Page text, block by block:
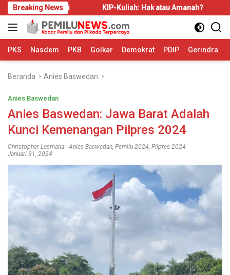
Langsung
ke
konten
Breaking NewsKIP-Kuliah: Hak atau Amanah? Bahas
PKS Nasdem PKB Golkar Demokrat PDIP Gerindra
Beranda Anies Baswedan
Anies Baswedan
Anies Baswedan: Jawa Barat Adalah
Kunci Kemenangan Pilpres 2024
Christopher Lesmana -Anies Baswedan, Pemilu 2024, Pilpres 2024
Januari 31, 2024